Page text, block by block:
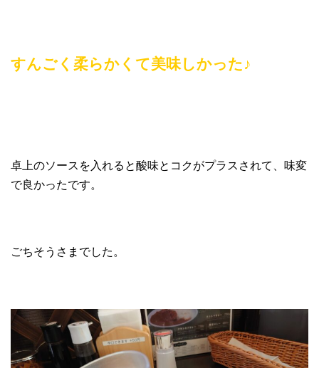
すんごく柔らかくて美味しかった♪
卓上のソースを入れると酸味とコクがプラスされて、味変
で良かったです。
ごちそうさまでした。